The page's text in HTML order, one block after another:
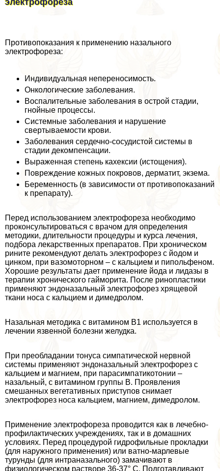
электрофореза
Противопоказания к применению назального
электрофореза:
Индивидуальная непереносимость.
Онкологические заболевания.
Воспалительные заболевания в острой стадии,
гнойные процессы.
Системные заболевания и нарушение
свертываемости крови.
Заболевания сердечно-сосудистой системы в
стадии декомпенсации.
Выраженная степень кахексии (истощения).
Повреждение кожных покровов, дерматит, экзема.
Беременность (в зависимости от противопоказаний
к препарату).
Перед использованием электрофореза необходимо
проконсультироваться с врачом для определения
методики, длительности процедуры и курса лечения,
подбора лекарственных препаратов. При хроническом
рините рекомендуют делать электрофорез с йодом и
цинком, при вазомоторном – с кальцием и пипольфеном.
Хорошие результаты дает применение йода и лидазы в
терапии хронического гайморита. После ринопластики
применяют эндоназальный электрофорез хрящевой
ткани носа с кальцием и димедролом.
Назальная методика с витамином В1 используется в
лечении язвенной болезни желудка.
При преобладании тонуса симпатической нервной
системы применяют эндоназальный электрофорез с
кальцием и магнием, при парасимпатикотонии –
назальный, с витамином группы В. Проявления
смешанных вегетативных приступов снимает
электрофорез носа кальцием, магнием, димедролом.
Применение электрофореза проводится как в лечебно-
профилактических учреждениях, так и в домашних
условиях. Перед процедурой гидрофильные прокладки
(для наружного применения) или ватно-марлевые
турунды (для интраназального) замачивают в
физиологическом растворе 36-37° C. Подготавливают